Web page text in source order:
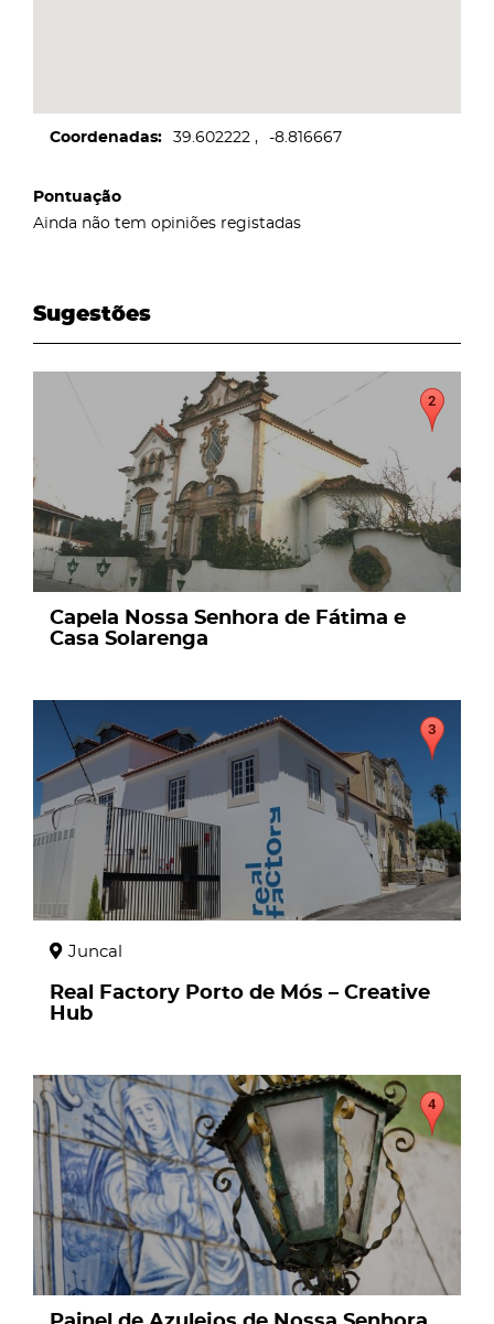
Coordenadas 39.602222 -8.816667
Pontuação
Ainda não tem opiniões registadas
Sugestões
Capela Nossa Senhora de Fátima e
Casa Solarenga
page
Juncal
Real Factory Porto de Mós – Creative
Hub
page